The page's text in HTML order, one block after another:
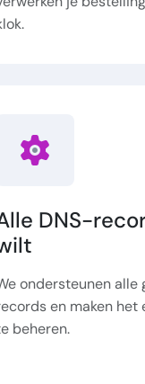
DNS-
ondersteunen alle
en maken het
beheren.